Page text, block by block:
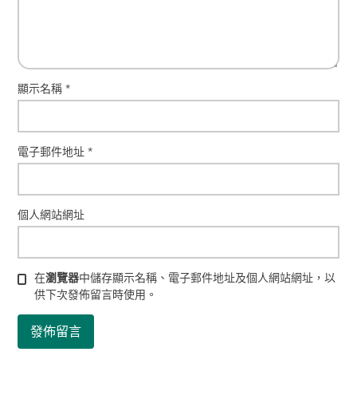
顯示名稱*
電子郵件地址*
個人網站網址
在瀏覽器中儲存顯示名稱、電子郵件地址及個人網站網址，以
供下次發佈留言時使用。